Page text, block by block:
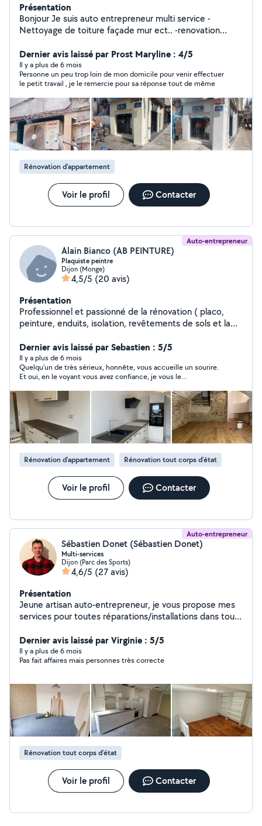
Présentation
Bonjour Je suis auto entrepreneur multi service -
Nettoyage de toiture façade mur ect.. -renovation
laqué ect.. -Peinture intérieur et extérieur façade pignon
toiture mur ect.. sur tout support -Elagage abbatage
taille de haie taille d'arbre plantation d'arbre
dessouchage de haie et d'arbre tonte de pelouse -
débarras de maison cave grenier grange nettoyage de
terrain évacuation de tout encombrants.demolition et
évacuation de mûr cabanon maison dalle et autre merci
Dernier avis laissé par Prost Maryline : 4/5
Il y a plus de 6 mois
Personne un peu trop loin de mon domicile pour venir effectuer
le petit travail , je le remercie pour sa réponse tout de même
Rénovation d'appartement
Voir le profil Contacter
Auto-entrepreneur
Alain Bianco (AB PEINTURE)
Plaquiste peintre
Dijon (Monge)
4,5/5 (20 avis)
Présentation
Professionnel et passionné de la rénovation ( placo,
peinture, enduits, isolation, revêtements de sols et la
intérieur chaleureux et confortable. Je garanti un travail
de qualité avec des tarifs adaptés à votre budget. Devis
gratuit. Facilité de paiement possible.
Dernier avis laissé par Sebastien : 5/5
Il y a plus de 6 mois
Quelqu’un de très sérieux, honnête, vous accueille un sourire.
Et oui, en le voyant vous avez confiance, je vous le
Rénovation d'appartement Rénovation tout corps d’état
Voir le profil Contacter
Auto-entrepreneur
Sébastien Donet (Sébastien Donet)
Multi-services
Dijon (Parc des Sports)
4,6/5 (27 avis)
Présentation
Jeune artisan auto-entrepreneur, je vous propose mes
services pour toutes réparations/installations dans tous
etc...) Et ce, directement chez vous ou au sein
d'entreprises. N'attendez plus, je réponds rapidement !
Dernier avis laissé par Virginie : 5/5
Il y a plus de 6 mois
Pas fait affaires mais personnes très correcte
Rénovation tout corps d’état
Voir le profil Contacter